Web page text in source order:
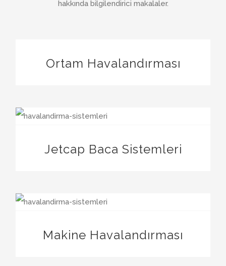
hakkında bilgilendirici makalaler.
Ortam Havalandırması
Jetcap Baca Sistemleri
Makine Havalandırması